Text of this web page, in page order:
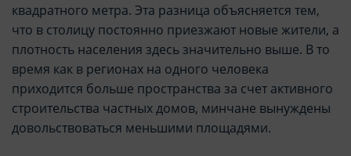
квадратного метра. Эта разница объясняется тем,
что в столицу постоянно приезжают новые жители, а
плотность населения здесь значительно выше. В то
время как в регионах на одного человека
приходится больше пространства за счет активного
строительства частных домов, минчане вынуждены
довольствоваться меньшими площадями.